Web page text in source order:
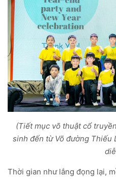
(Tiết mục võ thuật cổ
sinh đến từ Võ đường Thiếu
Thời gian như lắng đọng lại,